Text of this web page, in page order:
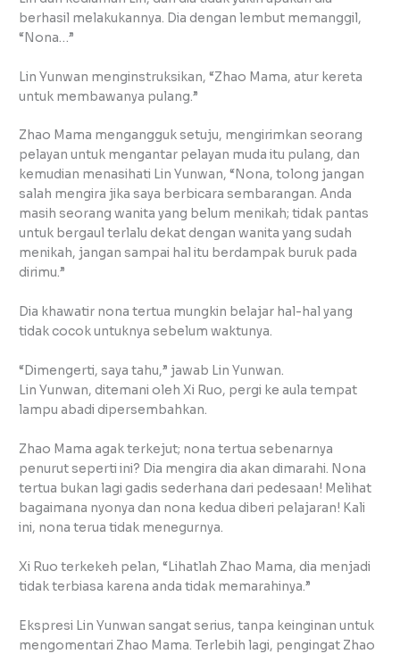
berhasil melakukannya. Dia dengan lembut memanggil,
“Nona…”
Lin Yunwan menginstruksikan, “Zhao Mama, atur kereta
untuk membawanya pulang.”
Zhao Mama mengangguk setuju, mengirimkan seorang
pelayan untuk mengantar pelayan muda itu pulang, dan
kemudian menasihati Lin Yunwan, “Nona, tolong jangan
salah mengira jika saya berbicara sembarangan. Anda
masih seorang wanita yang belum menikah; tidak pantas
untuk bergaul terlalu dekat dengan wanita yang sudah
menikah, jangan sampai hal itu berdampak buruk pada
dirimu.”
Dia khawatir nona tertua mungkin belajar hal-hal yang
tidak cocok untuknya sebelum waktunya.
“Dimengerti, saya tahu,” jawab Lin Yunwan.
Lin Yunwan, ditemani oleh Xi Ruo, pergi ke aula tempat
lampu abadi dipersembahkan.
Zhao Mama agak terkejut; nona tertua sebenarnya
penurut seperti ini? Dia mengira dia akan dimarahi. Nona
tertua bukan lagi gadis sederhana dari pedesaan! Melihat
bagaimana nyonya dan nona kedua diberi pelajaran! Kali
ini, nona terua tidak menegurnya.
Xi Ruo terkekeh pelan, “Lihatlah Zhao Mama, dia menjadi
tidak terbiasa karena anda tidak memarahinya.”
Ekspresi Lin Yunwan sangat serius, tanpa keinginan untuk
mengomentari Zhao Mama. Terlebih lagi, pengingat Zhao